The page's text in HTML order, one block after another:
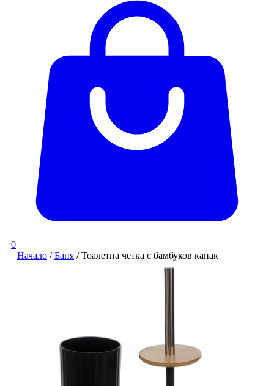
0
Начало /Баня / Тоалетна четка с бамбуков капак